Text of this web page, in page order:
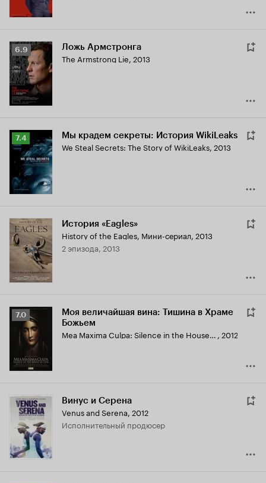
Рейтинг
Кинопоиска
6.9
6.9 Ложь Армстронга
The Armstrong Lie, 2013
Рейтинг
Кинопоиска
7.4
7.4 Мы крадем секреты: История WikiLeaks
We Steal Secrets: The Story of WikiLeaks, 2013
История «Eagles»
History of the Eagles, Мини-сериал, 2013
2 эпизода, 2013
Рейтинг
Кинопоиска
7.0
7.0
Моя величайшая вина: Тишина в Храме
Божьем
Mea Maxima Culpa: Silence in the House of God , 2012
Винус и Серена
Venus and Serena, 2012
исполнительный продюсер